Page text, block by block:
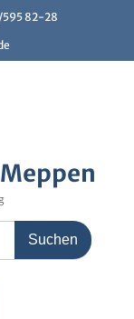
595 82-28